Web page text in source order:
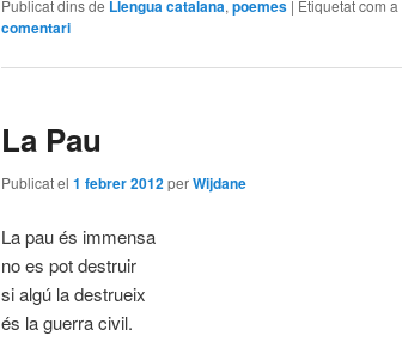
Publicat dins de Llengua catalana, poemes | Etiquetat com a
comentari
La Pau
Publicat el 1 febrer 2012perWijdane
La pau és immensa
no es pot destruir
si algú la destrueix
és la guerra civil.